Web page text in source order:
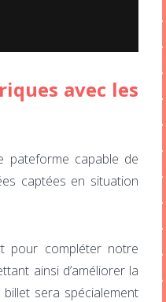
avec les
pateforme capable de
captées en situation
pour compléter notre
ainsi d’améliorer la
sera spécialement